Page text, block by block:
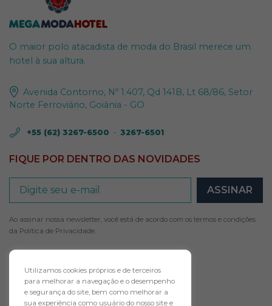
O maior polo atacadista de moda do Brasil merece um
hotel à sua altura.
Avenida Contorno, Nº 1.407, Qd 141B, Lt 68/86, Setor
Norte Ferroviário, Goiânia - GO
+55 (62) 3267-6500 • 3267-6501
FIQUE POR DENTRO DAS NOVIDADES
Ao assinar nossa newsletter, você está de acordo com os termos e condições
da Política de Privacidade
FAÇA AGORA O
Utilizamos cookies próprios e de terceiros
para melhorar a navegação e o desempenho
e segurança do site, bem como melhorar a
sua experiência como usuário do nosso site e